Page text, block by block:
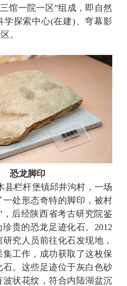
馆一院一区”组成，即自然
学探索中心(在建)、穹幕影
。
恐龙脚印
县栏杆堡镇邱井沟村 ，一场
处形态奇特的脚印，被村
，后经陕西省考古研究院鉴
贵的恐龙足迹化石。 2012
究人员前往化石发现地，
工作，成功获取了这枚保
。 这些足迹位于灰白色砂
波状花纹，符合内陆湖盆沉